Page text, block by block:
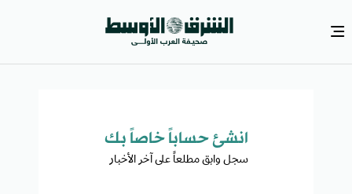
انشئ حساباً خاصاً بك​
سجل وابق مطلعاً على آخر الأخبار ​